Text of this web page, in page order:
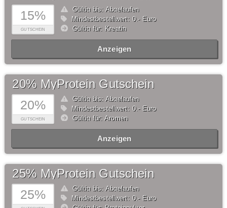
15%
GUTSCHEIN
Gültig bis: Abgelaufen
Mindestbestellwert: 0,- Euro
Gültig für: Kreatin
Anzeigen
20%
GUTSCHEIN
20% MyProtein Gutschein
Gültig bis: Abgelaufen
Mindestbestellwert: 0,- Euro
Gültig für: Aromen
Anzeigen
25%
25% MyProtein Gutschein
Gültig bis: Abgelaufen
Mindestbestellwert: 0,- Euro